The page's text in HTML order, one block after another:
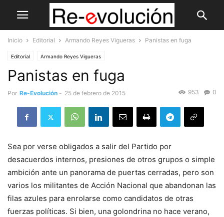
Inicio Editorial Armando Reyes Vigueras Panistas en fuga
Editorial Armando Reyes Vigueras
Panistas en fuga
Por Re-Evolución - 25 de febrero de 2015 0
953
Sea por verse obligados a salir del Partido por
desacuerdos internos, presiones de otros grupos o simple
ambición ante un panorama de puertas cerradas, pero son
varios los militantes de Acción Nacional que abandonan las
filas azules para enrolarse como candidatos de otras
fuerzas políticas. Si bien, una golondrina no hace verano,